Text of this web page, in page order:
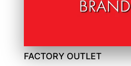
FACTORY OUTLET